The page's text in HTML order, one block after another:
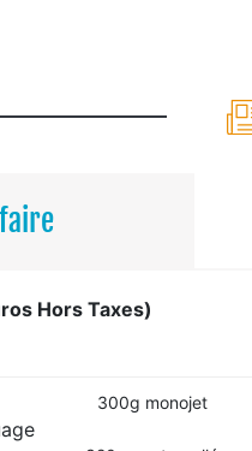
Hors Taxes)
300g monojet